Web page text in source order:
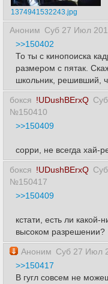
1374941532243.jpg
Аноним Суб 27 Июл
>>150402
То ты с кинопоиска
размером с пятак.
школьник, решивший,
бокся !UDushBErxQ
№150410
>>150409
сорри, не всегда хай-
бокся !UDushBErxQ
№150417
>>150409
кстати, есть ли какой-
высоком разрешении?
Аноним Суб 27 Июл
>>150417
В гугл совсем не